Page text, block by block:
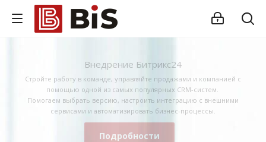
Внедрение Битрикс24
Стройте работу в команде, управляйте продажами и компанией с
помощью одной из самых популярных CRM-систем.
Помогаем выбрать версию, настроить интеграцию с внешними
сервисами и автоматизировать бизнес-процессы.
Подробности